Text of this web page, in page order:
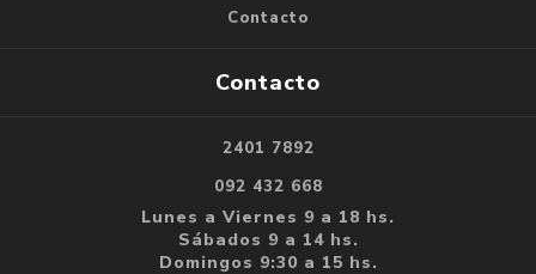
Contacto
Contacto
2401 7892
092 432 668
Lunes a Viernes 9 a 18 hs.
Sábados 9 a 14 hs.
Domingos 9:30 a 15 hs.